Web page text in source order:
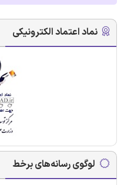
نماد اعتماد الکترونیکی
لوگوی رسانه‌های برخط